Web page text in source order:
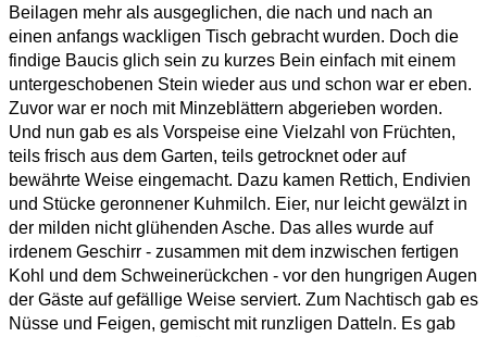
Beilagen mehr als ausgeglichen, die nach und nach an
einen anfangs wackligen Tisch gebracht wurden. Doch die
findige Baucis glich sein zu kurzes Bein einfach mit einem
untergeschobenen Stein wieder aus und schon war er eben.
Zuvor war er noch mit Minzeblättern abgerieben worden.
Und nun gab es als Vorspeise eine Vielzahl von Früchten,
teils frisch aus dem Garten, teils getrocknet oder auf
bewährte Weise eingemacht. Dazu kamen Rettich, Endivien
und Stücke geronnener Kuhmilch. Eier, nur leicht gewälzt in
der milden nicht glühenden Asche. Das alles wurde auf
irdenem Geschirr - zusammen mit dem inzwischen fertigen
Kohl und dem Schweinerückchen - vor den hungrigen Augen
der Gäste auf gefällige Weise serviert. Zum Nachtisch gab es
Nüsse und Feigen, gemischt mit runzligen Datteln. Es gab